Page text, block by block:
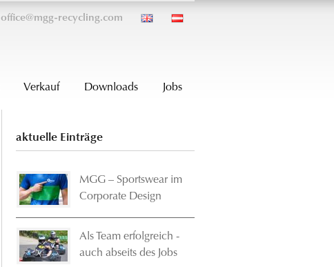
office@mgg-recycling.com
Verkauf Downloads Jobs
aktuelle Einträge
MGG – Sportswear im
Corporate Design
Als Team erfolgreich -
auch abseits des Jobs